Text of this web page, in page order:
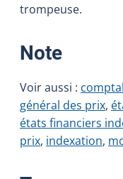
trompeuse.
Note:
Voir aussi :
général des prix,
états financiers
prix, indexation,